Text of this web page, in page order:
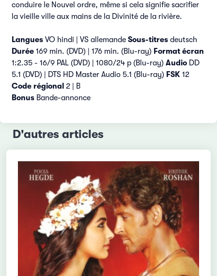
conduire le Nouvel ordre, même si cela signifie sacrifier
la vieille ville aux mains de la Divinité de la rivière.
Langues VO hindi | VS allemande Sous-titres deutsch
Durée 169 min. (DVD) | 176 min. (Blu-ray) Format écran
1:2.35 - 16/9 PAL (DVD) | 1080/24 p (Blu-ray) Audio DD
5.1 (DVD) | DTS HD Master Audio 5.1 (Blu-ray) FSK 12
Code régional 2 | B
Bonus Bande-annonce
D'autres articles